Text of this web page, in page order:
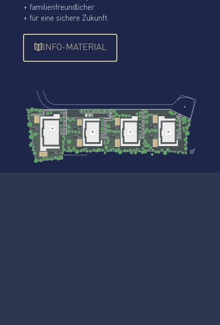
+ familienfreundlicher.
+ für eine sichere Zukunft.
INFO-MATERIAL